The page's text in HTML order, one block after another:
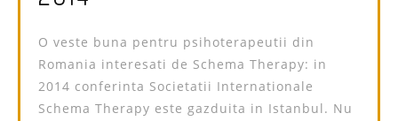
O veste buna pentru psihoterapeutii din
Romania interesati de Schema Therapy: in
2014 conferinta Societatii Internationale
Schema Therapy este gazduita in Istanbul. Nu